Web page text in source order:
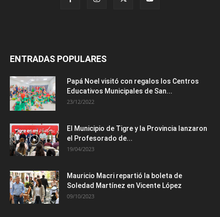
ENTRADAS POPULARES
Papá Noel visitó con regalos los Centros
Educativos Municipales de San...
23/12/2022
El Municipio de Tigre y la Provincia lanzaron
el Profesorado de...
19/04/2023
Mauricio Macri repartió la boleta de
Soledad Martínez en Vicente López
09/10/2023